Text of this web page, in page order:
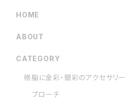
HOME
ABOUT
CATEGORY
樹脂に金彩・銀彩のアクセサリー
ブローチ